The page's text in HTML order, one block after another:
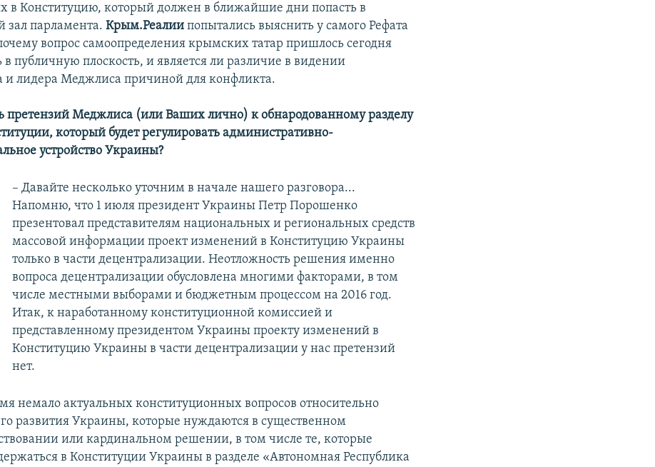
в Конституцию, который должен в ближайшие дни попасть в
зал парламента.Крым.Реалии попытались выяснить у самого Рефата
вопрос самоопределения крымских татар пришлось сегодня
в публичную плоскость, и является ли различие в видении
и лидера Меджлиса причиной для конфликта.
претензий Меджлиса (или Ваших лично) к обнародованному разделу
который будет регулировать административно-
устройство Украины?
– Давайте несколько уточним в начале нашего разговора...
Напомню, что 1 июля президент Украины Петр Порошенко
презентовал представителям национальных и региональных средств
массовой информации проект изменений в Конституцию Украины
только в части децентрализации. Неотложность решения именно
вопроса децентрализации обусловлена многими факторами, в том
числе местными выборами и бюджетным процессом на 2016 год.
Итак, к наработанному конституционной комиссией и
представленному президентом Украины проекту изменений в
Конституцию Украины в части децентрализации у нас претензий
нет.
немало актуальных конституционных вопросов относительно
развития Украины, которые нуждаются в существенном
или кардинальном решении, в том числе те, которые
в Конституции Украины в разделе «Автономная Республика